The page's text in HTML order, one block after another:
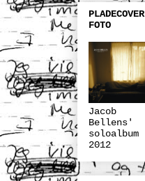
PLADECOVER
FOTO
Jacob
Bellens'
soloalbum
2012